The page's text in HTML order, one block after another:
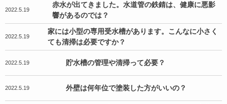
2022.5.19
赤水が出てきました。水道管の鉄錆は、健康に悪影
響があるのでは？
2022.5.19
家には小型の専用受水槽があります。こんなに小さく
ても清掃は必要ですか？
2022.5.19 貯水槽の管理や清掃って必要？
2022.5.19 外壁は何年位で塗装した方がいいの？